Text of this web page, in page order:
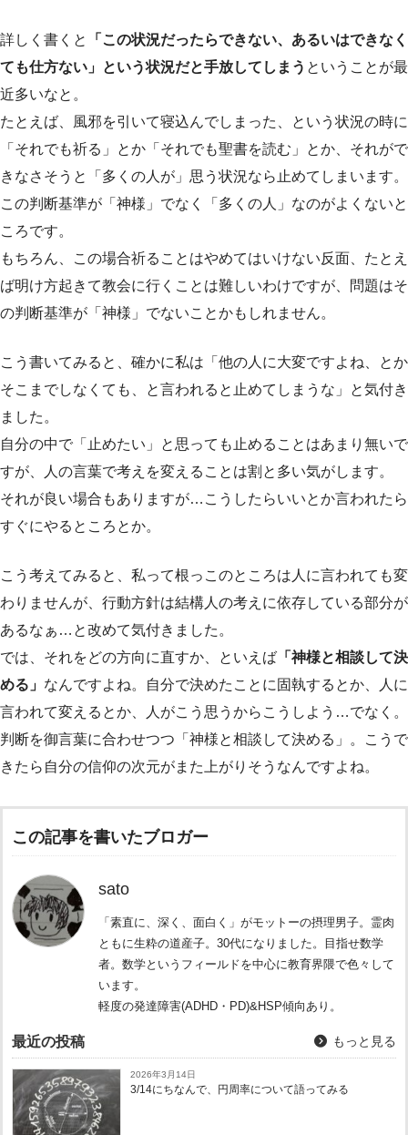
詳しく書くと
「この状況だったらできない、あるいはできなく
ても仕方ない」という状況だと手放してしまう ということが最
近多いなと。
たとえば、風邪を引いて寝込んでしまった、という状況の時に
「それでも祈る」とか「それでも聖書を読む」とか、それがで
きなさそうと「多くの人が」思う状況なら止めてしまいます。
この判断基準が「神様」でなく「多くの人」なのがよくないと
ころです。
もちろん、この場合祈ることはやめてはいけない反面、たとえ
ば明け方起きて教会に行くことは難しいわけですが、問題はそ
の判断基準が「神様」でないことかもしれません。
こう書いてみると、確かに私は「他の人に大変ですよね、とか
そこまでしなくても、と言われると止めてしまうな」と気付き
ました。
自分の中で「止めたい」と思っても止めることはあまり無いで
すが、人の言葉で考えを変えることは割と多い気がします。
それが良い場合もありますが…こうしたらいいとか言われたら
すぐにやるところとか。
こう考えてみると、私って根っこのところは人に言われても変
わりませんが、行動方針は結構人の考えに依存している部分が
あるなぁ…と改めて気付きました。
では、それをどの方向に直すか、といえば 「神様と相談して決
める」 なんですよね。自分で決めたことに固執するとか、人に
言われて変えるとか、人がこう思うからこうしよう…でなく。
判断を御言葉に合わせつつ「神様と相談して決める」。こうで
きたら自分の信仰の次元がまた上がりそうなんですよね。
この記事を書いたブロガー
sato
「素直に、深く、面白く」がモットーの摂理男子。霊肉
ともに生粋の道産子。30代になりました。目指せ数学
者。数学というフィールドを中心に教育界隈で色々して
います。
軽度の発達障害(ADHD・PD)&HSP傾向あり。
最近の投稿 もっと見る
2026年3月14日
3/14にちなんで、円周率について語ってみる